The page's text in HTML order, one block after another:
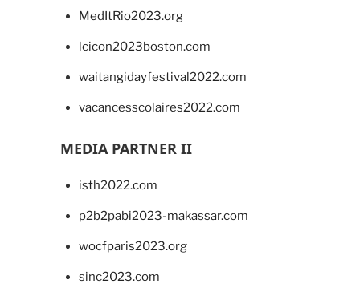
MedItRio2023.org
lcicon2023boston.com
waitangidayfestival2022.com
vacancesscolaires2022.com
MEDIA PARTNER II
isth2022.com
p2b2pabi2023-makassar.com
wocfparis2023.org
sinc2023.com